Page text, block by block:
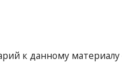
к данному материалу